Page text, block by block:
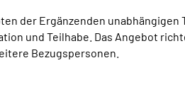
der Ergänzenden unabhängigen
und Teilhabe. Das Angebot
Bezugspersonen.